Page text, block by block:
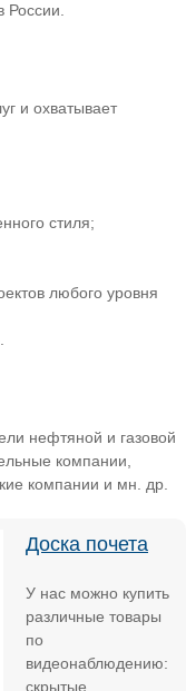
России.
и охватывает
стиля;
любого уровня
нефтяной и газовой
компании,
компании и мн. др.
Доска почета
У нас можно купить
различные товары
по
видеонаблюдению:
скрытые